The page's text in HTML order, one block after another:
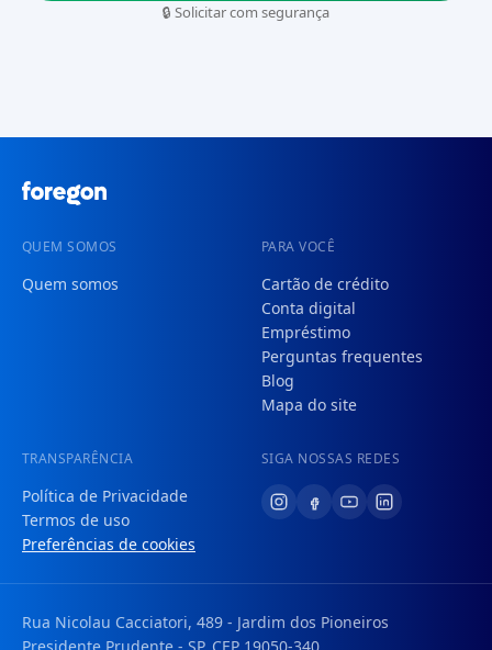
🔒 Solicitar com segurança
QUEM SOMOS
Quem somos
PARA VOCÊ
Cartão de crédito
Conta digital
Empréstimo
Perguntas frequentes
Blog
Mapa do site
TRANSPARÊNCIA
Política de Privacidade
Termos de uso
Preferências de cookies
SIGA NOSSAS REDES
Rua Nicolau Cacciatori, 489 - Jardim dos Pioneiros